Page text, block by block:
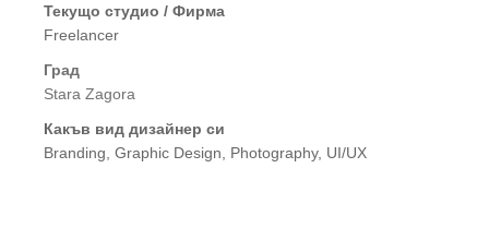
Текущо студио / Фирма
Freelancer
Град
Stara Zagora
Какъв вид дизайнер си
Branding, Graphic Design, Photography, UI/UX